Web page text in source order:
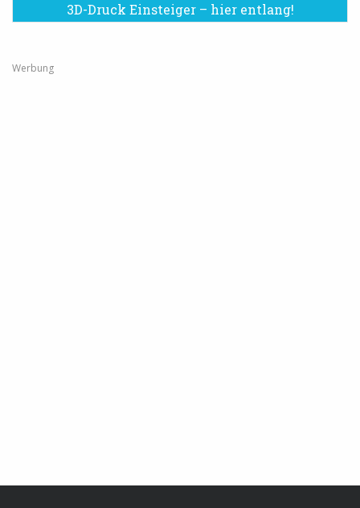
3D-Druck Einsteiger – hier entlang!
Werbung